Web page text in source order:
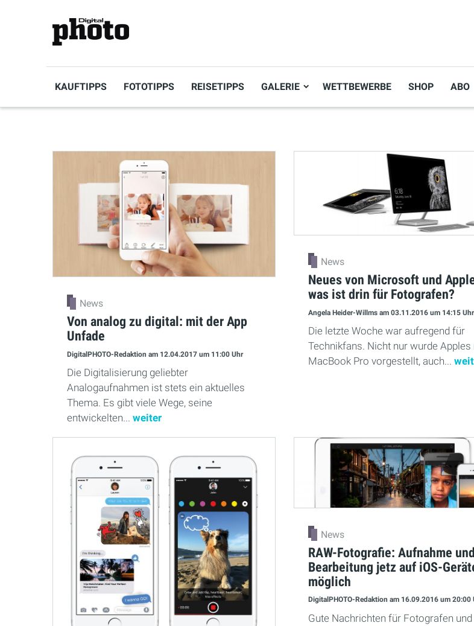
KAUFTIPPS FOTOTIPPS REISETIPPS GALERIE WETTBEWERBE SHOP ABO
News
Von analog zu digital: mit der App
Unfade
DigitalPHOTO-Redaktion am 12.04.2017 um 11:00 Uhr
Die Digitalisierung geliebter
Analogaufnahmen ist stets ein aktuelles
Thema. Es gibt viele Wege, seine
entwickelten... weiter
News
Neues von Microsoft und
was ist drin für Fotografen?
Angela Heider-Willms am 03.11.2016 um 14:15 Uhr
Die letzte Woche war aufregend für
Technikfans. Nicht nur wurde Apples
MacBook Pro vorgestellt, auch...
News
RAW-Fotografie: Aufnahme und
Bearbeitung jetz auf iOS-
möglich
DigitalPHOTO-Redaktion am 16.09.2016 um 20:00
Gute Nachrichten für Fotografen und